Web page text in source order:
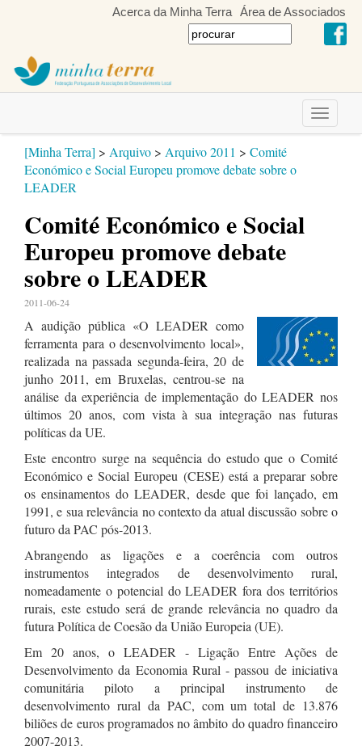
Acerca da Minha Terra Área de Associados
Toggle
[Minha Terra] > Arquivo > Arquivo 2011 > Comité
Económico e Social Europeu promove debate sobre o
LEADER
Comité Económico e Social
Europeu promove debate
sobre o LEADER
2011-06-24
A audição pública «O LEADER como
ferramenta para o desenvolvimento local»,
realizada na passada segunda-feira, 20 de
junho 2011, em Bruxelas, centrou-se na
análise da experiência de implementação do LEADER nos
últimos 20 anos, com vista à sua integração nas futuras
políticas da UE.
Este encontro surge na sequência do estudo que o Comité
Económico e Social Europeu (CESE) está a preparar sobre
os ensinamentos do LEADER, desde que foi lançado, em
1991, e sua relevância no contexto da atual discussão sobre o
futuro da PAC pós-2013.
Abrangendo as ligações e a coerência com outros
instrumentos integrados de desenvolvimento rural,
nomeadamente o potencial do LEADER fora dos territórios
rurais, este estudo será de grande relevância no quadro da
futura Política de Coesão da União Europeia (UE).
Em 20 anos, o LEADER - Ligação Entre Ações de
Desenvolvimento da Economia Rural - passou de iniciativa
comunitária piloto a principal instrumento de
desenvolvimento rural da PAC, com um total de 13.876
biliões de euros programados no âmbito do quadro financeiro
2007-2013.